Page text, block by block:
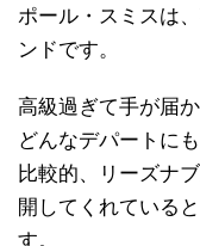
ポール・スミスは
ンドです。
高級過ぎて手が届
どんなデパートに
比較的、リーズナ
開してくれている
す。